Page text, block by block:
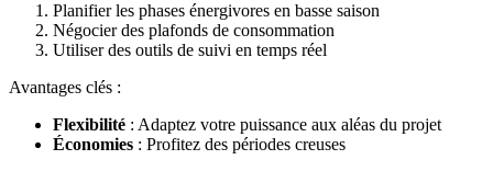
Planifier les phases énergivores en basse saison
Négocier des plafonds de consommation
Utiliser des outils de suivi en temps réel
Avantages clés :
Flexibilité : Adaptez votre puissance aux aléas du projet
Économies : Profitez des périodes creuses